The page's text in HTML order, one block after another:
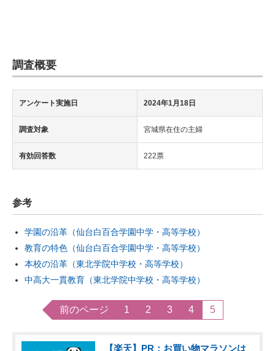
調査概要
アンケート実施日 2024年1月18日
調査対象 宮城県在住の主婦
有効回答数 222票
参考
学園の沿革（仙台白百合学園中学・高等学校）
教育の特色（仙台白百合学園中学・高等学校）
本校の沿革（東北学院中学校・高等学校）
中高大一貫教育（東北学院中学校・高等学校）
前のページ 1 2 3 4 5
【楽天】PR：お買い物マラソンは